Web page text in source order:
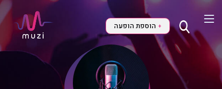
+ הוספת הופעה